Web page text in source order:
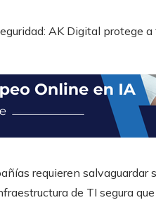
requieren salvaguardar
de TI segura